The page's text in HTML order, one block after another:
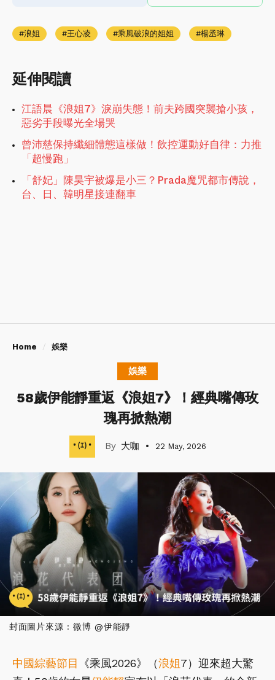
浪姐 王心凌 乘風破浪的姐姐 楊丞琳
延伸閱讀
江語晨《浪姐7》淚崩失態！前夫跨國突襲搶小孩，
惡劣手段曝光全場哭
曾沛慈保持纖細體態這樣做！飲控運動好自律：力推
「超慢跑」
「舒妃」陳昊宇被爆是小三？Prada魔咒都市傳說，
台、日、韓明星接連翻車
Home 娛樂
娛樂
58歲伊能靜重返《浪姐7》！經典嘴傳玫
瑰再掀熱潮
大咖 22 May, 2026
封面圖片來源 : 微博 @伊能靜
中國綜藝節目 《乘風2026》（浪姐7）迎來超大驚